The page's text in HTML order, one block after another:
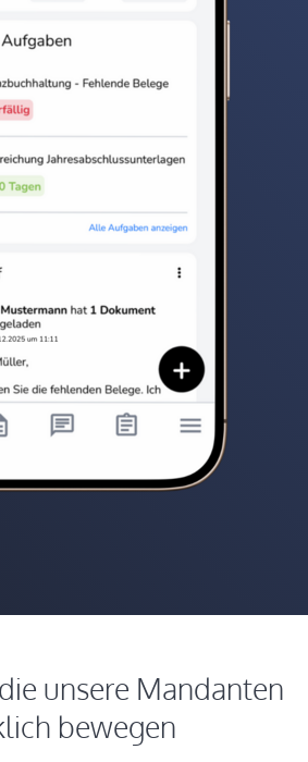
unsere Mandanten
bewegen